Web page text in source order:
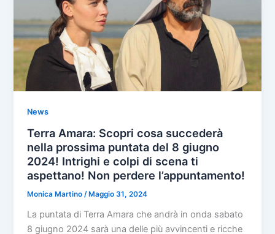
News
Terra Amara: Scopri cosa succederà
nella prossima puntata del 8 giugno
2024! Intrighi e colpi di scena ti
aspettano! Non perdere l’appuntamento!
Monica Martino/ Maggio 31, 2024
La puntata di Terra Amara che andrà in onda sabato
8 giugno 2024 sarà una delle più avvincenti e ricche